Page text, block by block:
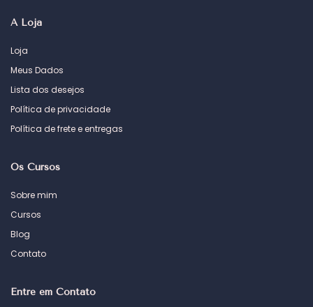
A Loja
Loja
Meus Dados
Lista dos desejos
Política de privacidade
Política de frete e entregas
Os Cursos
Sobre mim
Cursos
Blog
Contato
Entre em Contato